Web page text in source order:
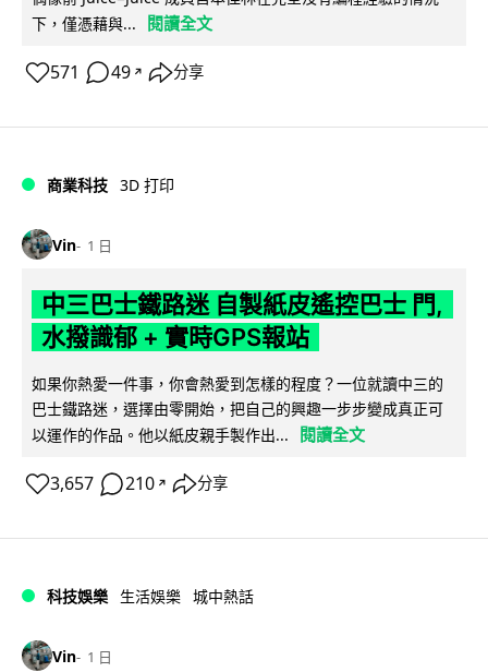
下，僅憑藉與...
閱讀全文
571 49 ↗ 分享
商業科技 3D 打印
Vin 1 日
中三巴士鐵路迷 自製紙皮遙控巴士 門,
水撥識郁 + 實時GPS報站
如果你熱愛一件事，你會熱愛到怎樣的程度？一位就讀中三的
巴士鐵路迷，選擇由零開始，把自己的興趣一步步變成真正可
以運作的作品。他以紙皮親手製作出...
閱讀全文
3,657 210 ↗ 分享
科技娛樂 生活娛樂 城中熱話
Vin 1 日